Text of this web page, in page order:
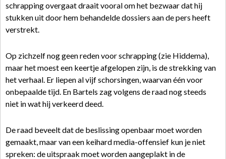
schrapping overgaat draait vooral om het bezwaar dat hij
stukken uit door hem behandelde dossiers aan de pers heeft
verstrekt.
Op zichzelf nog geen reden voor schrapping (zie Hiddema),
maar het moest een keertje afgelopen zijn, is de strekking van
het verhaal. Er liepen al vijf schorsingen, waarvan één voor
onbepaalde tijd. En Bartels zag volgens de raad nog steeds
niet in wat hij verkeerd deed.
De raad beveelt dat de beslissing openbaar moet worden
gemaakt, maar van een keihard media-offensief kun je niet
spreken: de uitspraak moet worden aangeplakt in de